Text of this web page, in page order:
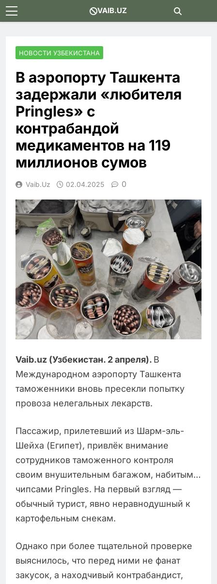
Skip
to
VAIB.UZ
НОВОСТИ УЗБЕКИСТАНА
В аэропорту Ташкента
задержали «любителя
Pringles» с
контрабандой
медикаментов на 119
миллионов сумов
Vaib.uz 02.04.2025 0
Vaib.uz (Узбекистан. 2 апреля). В
Международном аэропорту Ташкента
таможенники вновь пресекли попытку
провоза нелегальных лекарств.
Пассажир, прилетевший из Шарм-эль-
Шейха (Египет), привлёк внимание
сотрудников таможенного контроля
своим внушительным багажом, набитым…
чипсами Pringles. На первый взгляд —
обычный турист, явно неравнодушный к
картофельным снекам.
Однако при более тщательной проверке
выяснилось, что перед ними не фанат
закусок, а находчивый контрабандист,